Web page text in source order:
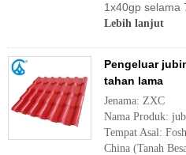
1x40gp selama
Lebih lanjut
Pengeluar
tahan lama
Jenama: ZXC
Nama Produk:
Tempat Asal:
China (Tanah